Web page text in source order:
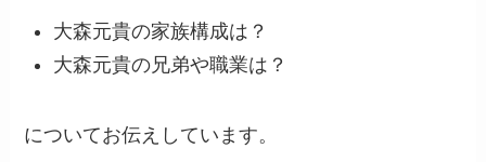
大森元貴の家族構成は？
大森元貴の兄弟や職業は？
についてお伝えしています。